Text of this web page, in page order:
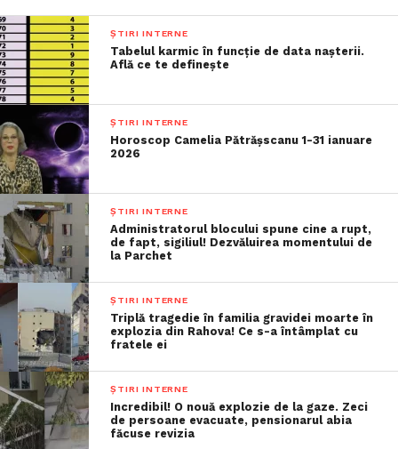
ȘTIRI INTERNE
Tabelul karmic în funcție de data nașterii.
Află ce te definește
ȘTIRI INTERNE
Horoscop Camelia Pătrășscanu 1-31 ianuare
2026
ȘTIRI INTERNE
Administratorul blocului spune cine a rupt,
de fapt, sigiliul! Dezvăluirea momentului de
la Parchet
ȘTIRI INTERNE
Triplă tragedie în familia gravidei moarte în
explozia din Rahova! Ce s-a întâmplat cu
fratele ei
ȘTIRI INTERNE
Incredibil! O nouă explozie de la gaze. Zeci
de persoane evacuate, pensionarul abia
făcuse revizia